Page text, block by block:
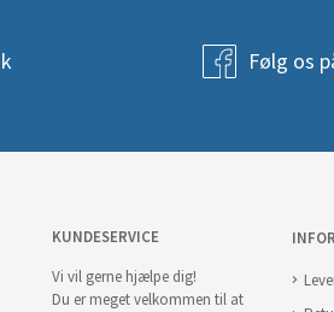
Følg os
KUNDESERVICE
Vi vil gerne hjælpe dig!
Du er meget velkommen til at